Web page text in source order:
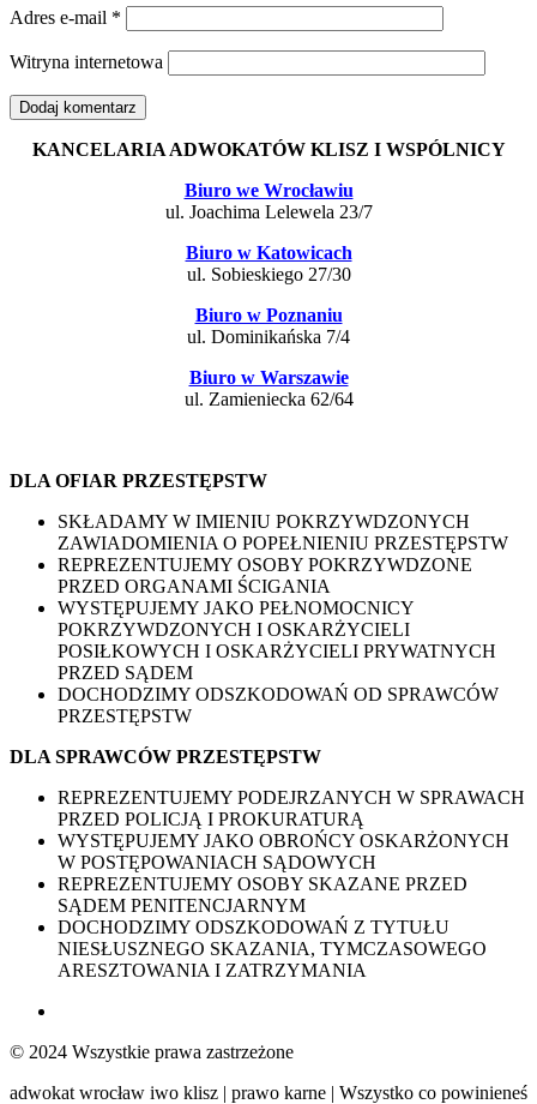
Adres e-mail *
Witryna internetowa
KANCELARIA ADWOKATÓW KLISZ I WSPÓLNICY
Biuro we Wrocławiu
ul. Joachima Lelewela 23/7
Biuro w Katowicach
ul. Sobieskiego 27/30
Biuro w Poznaniu
ul. Dominikańska 7/4
Biuro w Warszawie
ul. Zamieniecka 62/64
DLA OFIAR PRZESTĘPSTW
SKŁADAMY W IMIENIU POKRZYWDZONYCH
ZAWIADOMIENIA O POPEŁNIENIU PRZESTĘPSTW
REPREZENTUJEMY OSOBY POKRZYWDZONE
PRZED ORGANAMI ŚCIGANIA
WYSTĘPUJEMY JAKO PEŁNOMOCNICY
POKRZYWDZONYCH I OSKARŻYCIELI
POSIŁKOWYCH I OSKARŻYCIELI PRYWATNYCH
PRZED SĄDEM
DOCHODZIMY ODSZKODOWAŃ OD SPRAWCÓW
PRZESTĘPSTW
DLA SPRAWCÓW PRZESTĘPSTW
REPREZENTUJEMY PODEJRZANYCH W SPRAWACH
PRZED POLICJĄ I PROKURATURĄ
WYSTĘPUJEMY JAKO OBROŃCY OSKARŻONYCH
W POSTĘPOWANIACH SĄDOWYCH
REPREZENTUJEMY OSOBY SKAZANE PRZED
SĄDEM PENITENCJARNYM
DOCHODZIMY ODSZKODOWAŃ Z TYTUŁU
NIESŁUSZNEGO SKAZANIA, TYMCZASOWEGO
ARESZTOWANIA I ZATRZYMANIA
© 2024 Wszystkie prawa zastrzeżone
adwokat wrocław iwo klisz | prawo karne | Wszystko co powinieneś